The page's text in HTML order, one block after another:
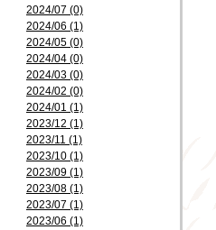
2024/07 (0)
2024/06 (1)
2024/05 (0)
2024/04 (0)
2024/03 (0)
2024/02 (0)
2024/01 (1)
2023/12 (1)
2023/11 (1)
2023/10 (1)
2023/09 (1)
2023/08 (1)
2023/07 (1)
2023/06 (1)